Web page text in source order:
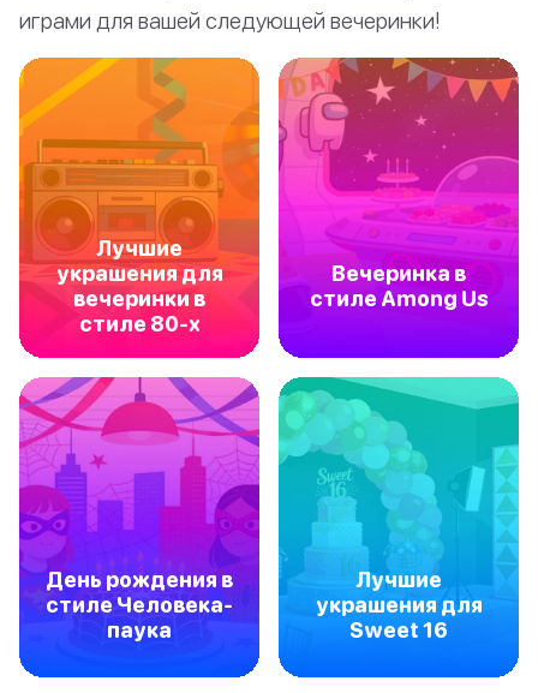
играми для вашей следующей вечеринки!
Лучшие
украшения для
вечеринки в
стиле 80-х
Вечеринка в
стиле Among Us
День рождения в
стиле Человека-
паука
Лучшие
украшения для
Sweet 16